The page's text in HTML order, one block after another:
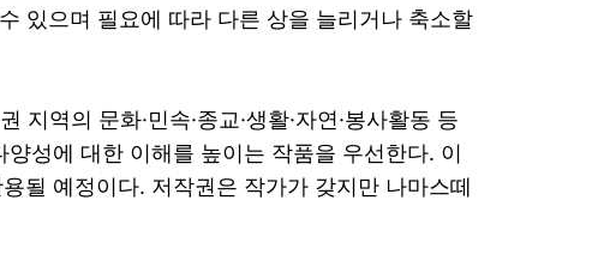
있으며 필요에 따라 다른 상을 늘리거나 축소할
역의 문화·민속·종교·생활·자연·봉사활동 등
성에 대한 이해를 높이는 작품을 우선한다. 이
될 예정이다. 저작권은 작가가 갖지만 나마스떼